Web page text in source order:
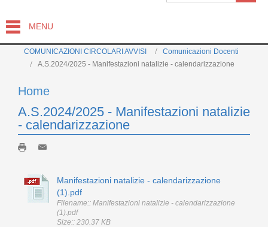
MENU
COMUNICAZIONI CIRCOLARI AVVISI
Comunicazioni Docenti
A.S.2024/2025 - Manifestazioni natalizie - calendarizzazione
Home
A.S.2024/2025 - Manifestazioni natalizie
- calendarizzazione
Manifestazioni natalizie - calendarizzazione
(1).pdf
Filename:: Manifestazioni natalizie - calendarizzazione
(1).pdf
Size:: 230.37 KB